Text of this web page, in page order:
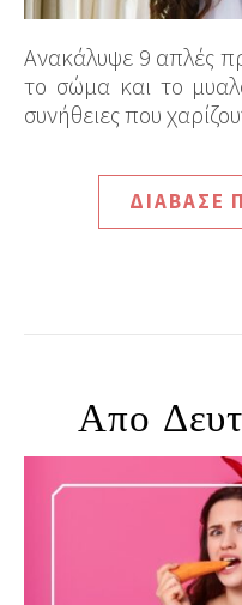
Ανακάλυψε 9 απλές πρακτικές αυτοφροντίδας για
το σώμα και το
συνήθειες που
ΔΙΆΒΑΣΕ
Απο